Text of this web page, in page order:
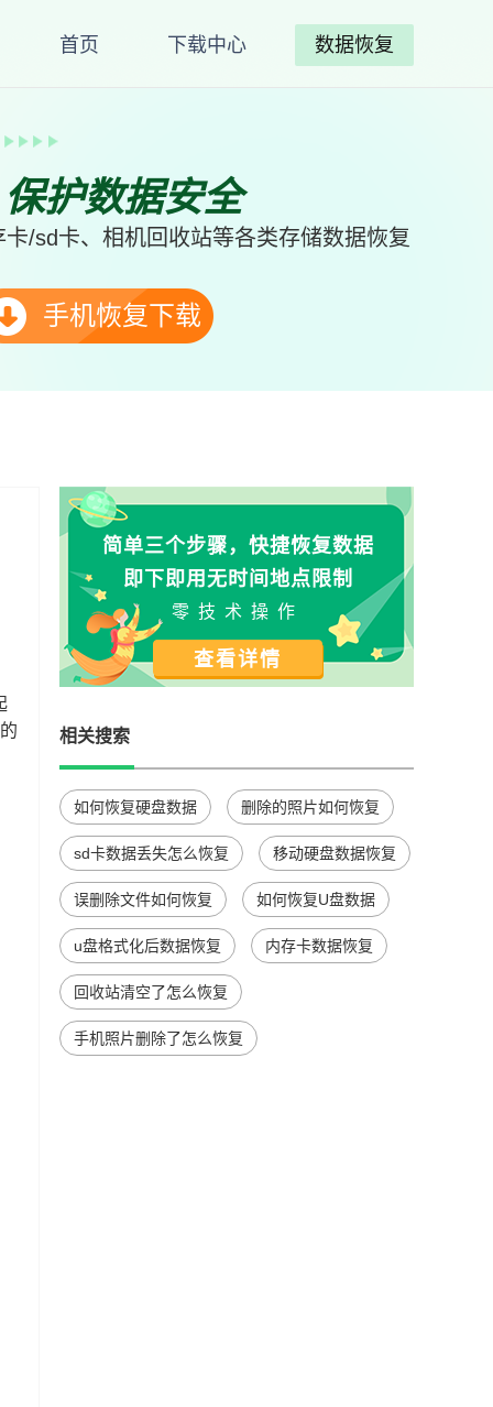
首页 下载中心 数据恢复
护数据安全
/sd卡、相机回收站等各类存储数据恢复
手机恢复下载
简单三个步骤，快捷恢复数据
即下即用无时间地点限制
零技术操作
查看详情
相关搜索
如何恢复硬盘数据 删除的照片如何恢复
sd卡数据丢失怎么恢复 移动硬盘数据恢复
误删除文件如何恢复 如何恢复U盘数据
u盘格式化后数据恢复 内存卡数据恢复
回收站清空了怎么恢复
手机照片删除了怎么恢复